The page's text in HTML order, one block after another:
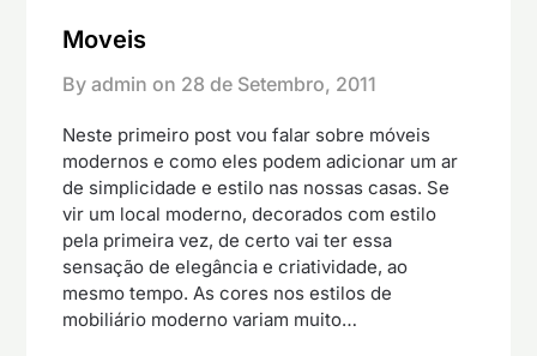
Moveis
By admin on 28 de Setembro, 2011
Neste primeiro post vou falar sobre móveis
modernos e como eles podem adicionar um ar
de simplicidade e estilo nas nossas casas. Se
vir um local moderno, decorados com estilo
pela primeira vez, de certo vai ter essa
sensação de elegância e criatividade, ao
mesmo tempo. As cores nos estilos de
mobiliário moderno variam muito…